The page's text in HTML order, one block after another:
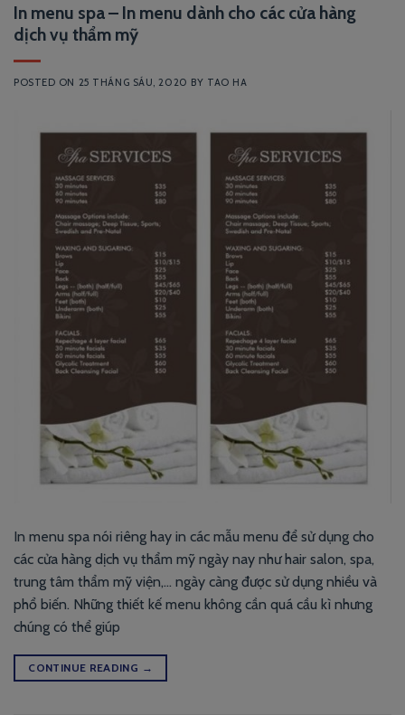
In menu spa – In menu dành cho các cửa hàng
dịch vụ thẩm mỹ
POSTED ON 25 THÁNG SÁU, 2020 BY TAO HA
In menu spa nói riêng hay in các mẫu menu để sử dụng cho
các cửa hàng dịch vụ thẩm mỹ ngày nay như hair salon, spa,
trung tâm thẩm mỹ viện,… ngày càng được sử dụng nhiều và
phổ biến. Những thiết kế menu không cần quá cầu kì nhưng
chúng có thể giúp
CONTINUE READING →